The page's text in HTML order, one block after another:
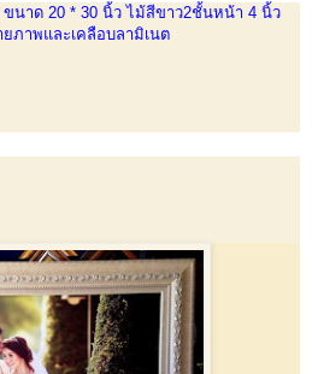
ขนาด 20 * 30 นิ้ว ไม้สีขาว2ชั้นหน้า 4 นิ้ว
ภาพและเคลือบลามิเนต